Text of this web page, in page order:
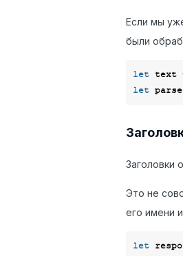
Если мы
были
let text
let
Заголовки
Это не
его имени
let